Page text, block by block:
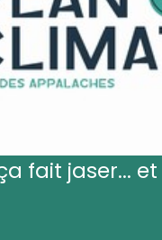
fait jaser...